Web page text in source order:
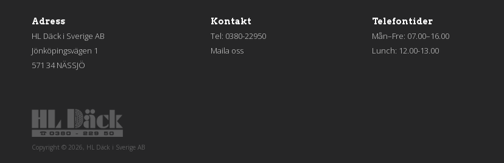
Adress
HL Däck i Sverige AB
Jönköpingsvägen 1
571 34 NÄSSJÖ
Kontakt
Tel: 0380-22950
Maila oss
Telefontider
Mån–Fre: 07.00–16.00
Lunch: 12.00-13.00
Copyright © 2026, HL Däck i Sverige AB